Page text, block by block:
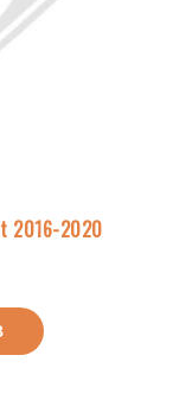
2016-2020